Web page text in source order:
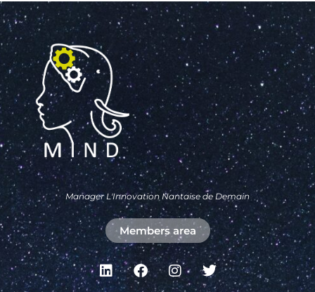
Manager L'Innovation Nantaise de Demain
Members area